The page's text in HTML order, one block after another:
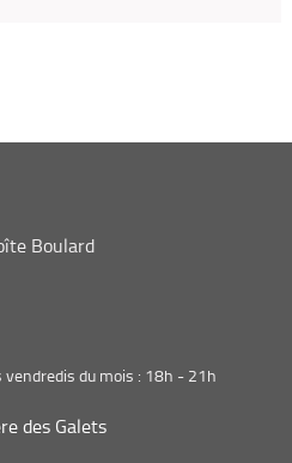
Boulard
vendredis du mois : 18h - 21h
des Galets